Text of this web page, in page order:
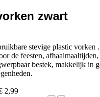
zwart
stevige plastic vorken
de feesten,
bestek, makkelijk in
2,99